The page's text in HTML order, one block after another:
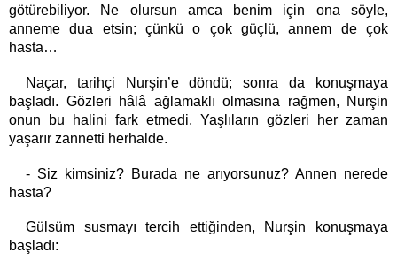
götürebiliyor. Ne olursun amca benim için ona söyle,
anneme dua etsin; çünkü o çok güçlü, annem de çok
hasta…
Naçar, tarihçi Nurşin’e döndü; sonra da konuşmaya
başladı. Gözleri hâlâ ağlamaklı olmasına rağmen, Nurşin
onun bu halini fark etmedi. Yaşlıların gözleri her zaman
yaşarır zannetti herhalde.
- Siz kimsiniz? Burada ne arıyorsunuz? Annen nerede
hasta?
Gülsüm susmayı tercih ettiğinden, Nurşin konuşmaya
başladı: